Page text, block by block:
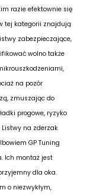
razie efektownie się
tej kategorii znajdują
zabezpieczające,
wolno także
na pozór
zmuszając do
progowe, ryzyko
na zderzak
GP Tuning
Ich montaż jest
dla oka.
o niezwykłym,